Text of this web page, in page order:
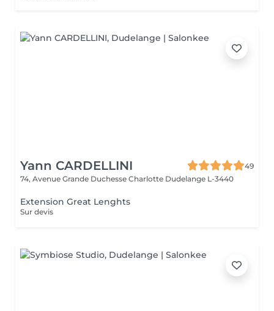
Yann CARDELLINI
49
74, Avenue Grande Duchesse Charlotte Dudelange L-3440
Extension Great Lenghts
Sur devis